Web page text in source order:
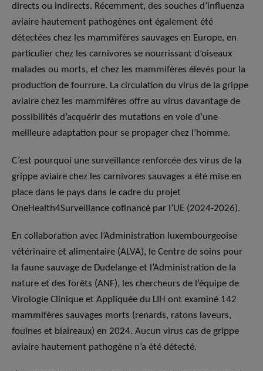
directs ou indirects. Récemment, des souches d’influenza
aviaire hautement pathogènes ont également été
détectées chez les mammifères sauvages en Europe, en
particulier chez les carnivores se nourrissant d’oiseaux
malades ou morts, et chez les mammifères élevés pour la
production de fourrure. La circulation du virus de la grippe
aviaire chez les mammifères offre au virus davantage de
possibilités d’acquérir des mutations en voie d’une
meilleure adaptation pour se propager chez l’homme.
C’est pourquoi une surveillance renforcée des virus de la
grippe aviaire chez les carnivores sauvages a été mise en
place dans le pays dans le cadre du projet
OneHealth4Surveillance cofinancé par l’UE (2024-2026).
En collaboration avec l’Administration luxembourgeoise
vétérinaire et alimentaire (ALVA), le Centre de soins pour
la faune sauvage de Dudelange et l’Administration de la
nature et des forêts (ANF), les chercheurs de l’équipe de
Virologie Clinique et Appliquée du LIH ont examiné 142
mammifères sauvages morts (renards, ratons laveurs,
fouines et blaireaux) en 2024. Aucun virus cas de grippe
aviaire hautement pathogène n’a été détecté.